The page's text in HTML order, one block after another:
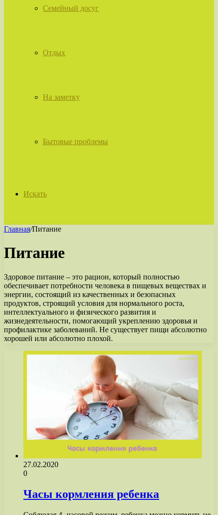
Семейный досуг
Отдых
На заметку
Бытовые проблемы
Искать
Главная/Питание
Питание
Здоровое питание – это рацион, который полностью
обеспечивает потребности человека в пищевых веществах и
энергии, состоящий из качественных и безопасных
продуктов, строящий условия для нормального роста,
интеллектуального и физического развития и
жизнедеятельности, помогающий укреплению здоровья и
профилактике заболеваний. Не существует пищи абсолютно
хорошей или абсолютно плохой.
27.02.2020
0
Часы кормления ребенка